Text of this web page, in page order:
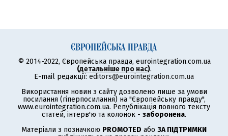
© 2014-2022, Європейська правда, eurointegration.com.ua
(детальніше про нас).
E-mail редакції: editors@eurointegration.com.ua
Використання новин з сайту дозволено лише за умови
посилання (гіперпосилання) на "Європейську правду",
www.eurointegration.com.ua. Републікація повного тексту
статей, інтерв'ю та колонок - заборонена.
Матеріали з позначкою PROMOTED або ЗА ПІДТРИМКИ